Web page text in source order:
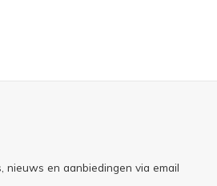
nieuws en aanbiedingen via email